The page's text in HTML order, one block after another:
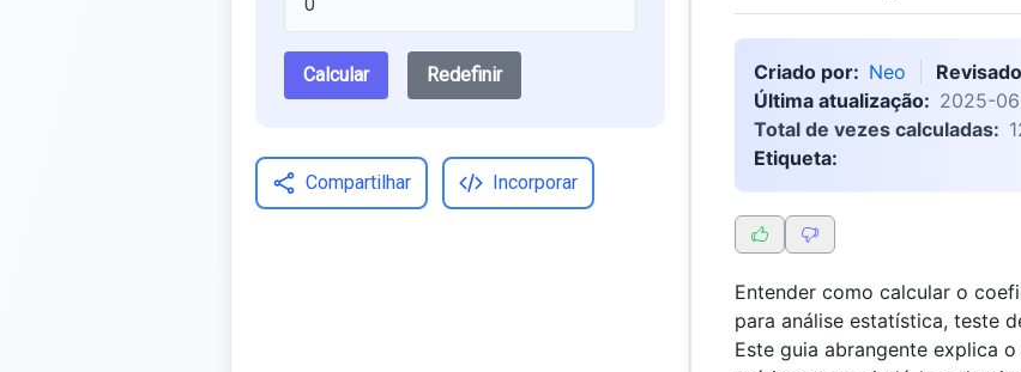
Calcular Redefinir
Compartilhar Incorporar
Criado por: Neo
Última atualização: 2025-
Total de vezes calculadas:
Etiqueta:
Entender como calcular o
para análise estatística, teste
Este guia abrangente explica